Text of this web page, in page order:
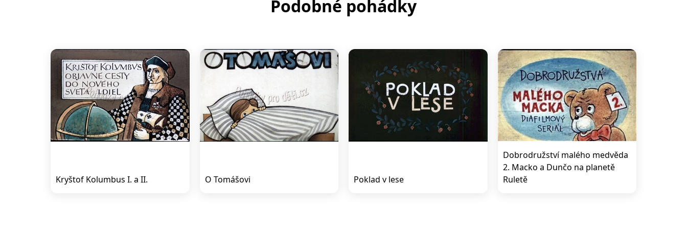
Podobné pohádky
Kryštof Kolumbus I. a II. O Tomášovi Poklad v lese
Dobrodružství malého medvěda
2. Macko a Dunčo na planetě
Ruletě